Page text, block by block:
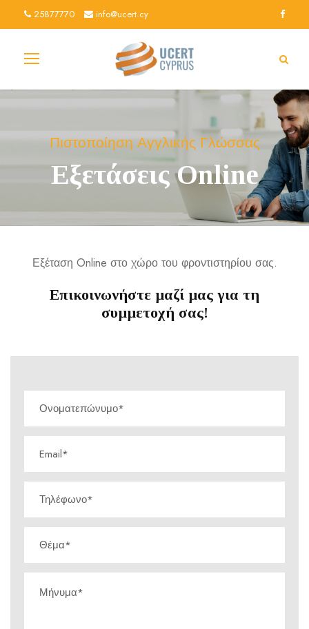
25877770 info@ucert.cy
Πιστοποίηση Αγγλικής Γλώσσας
Εξετάσεις Online
Εξέταση Online στο χώρο του φροντιστηρίου σας.
Επικοινωνήστε μαζί μας για τη
συμμετοχή σας!